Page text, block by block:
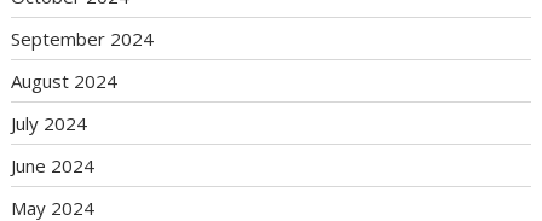
September 2024
August 2024
July 2024
June 2024
May 2024